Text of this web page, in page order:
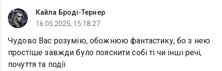
Кайла Броді-Тернер
16.05.2025, 15:18:27
Чудово Вас розумію, обожнюю фантастику, бо з нею
простіше завжди було пояснити собі ті чи інші речі,
почуття та події